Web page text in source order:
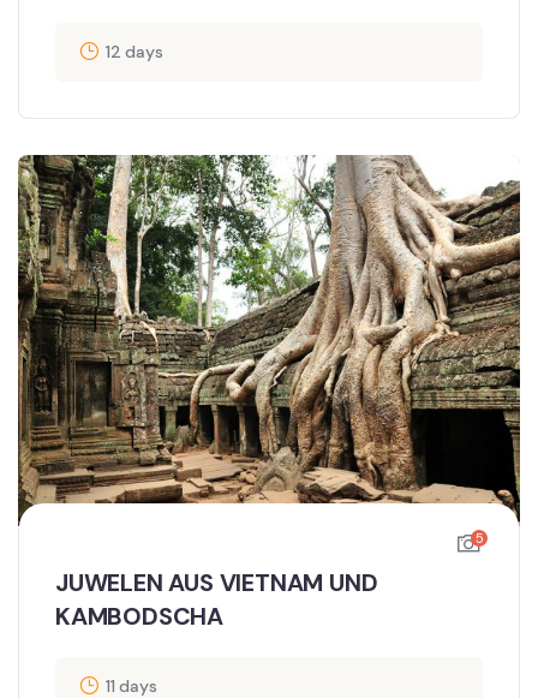
12 days
5
JUWELEN AUS VIETNAM UND
KAMBODSCHA
11 days